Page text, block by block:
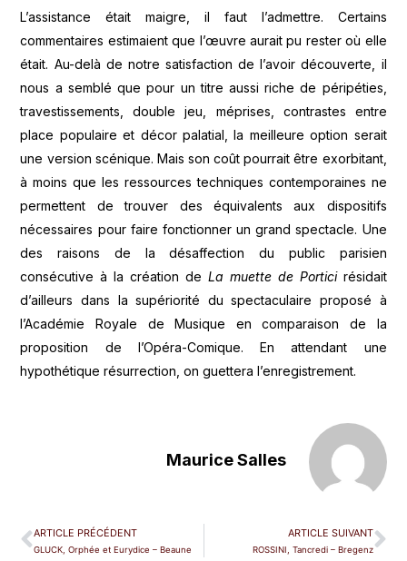
L’assistance était maigre, il faut l’admettre. Certains
commentaires estimaient que l’œuvre aurait pu rester où elle
était. Au-delà de notre satisfaction de l’avoir découverte, il
nous a semblé que pour un titre aussi riche de péripéties,
travestissements, double jeu, méprises, contrastes entre
place populaire et décor palatial, la meilleure option serait
une version scénique. Mais son coût pourrait être exorbitant,
à moins que les ressources techniques contemporaines ne
permettent de trouver des équivalents aux dispositifs
nécessaires pour faire fonctionner un grand spectacle. Une
des raisons de la désaffection du public parisien
consécutive à la création de La muette de Portici résidait
d’ailleurs dans la supériorité du spectaculaire proposé à
l’Académie Royale de Musique en comparaison de la
proposition de l’Opéra-Comique. En attendant une
hypothétique résurrection, on guettera l’enregistrement.
Maurice Salles
ARTICLE PRÉCÉDENT
GLUCK, Orphée et Eurydice – Beaune
ARTICLE SUIVANT
ROSSINI, Tancredi – Bregenz